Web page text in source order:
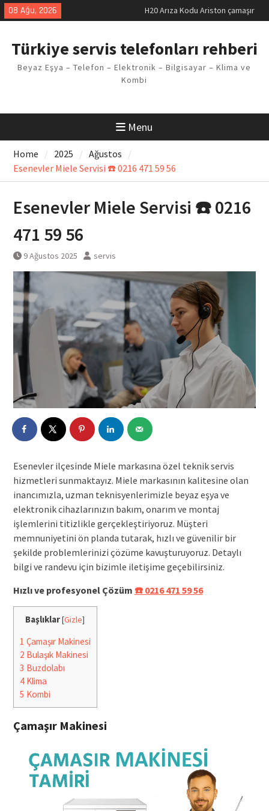
Skip
to
08 Ağu, 2026
LG kombi E2 Arızası Çözümü
Vaillant çamaşır makinesi E03
Arıza Kodu
Ferroli klima E3 Arızası Çözümü
Türkiye servis telefonları rehberi
Beyaz Eşya – Telefon – Elektronik – Bilgisayar – Klima ve
Kombi
Menu
Home 2025
Ağustos
Esenevler Miele Servisi ☎️ 0216 471 59 56
Esenevler Miele Servisi ☎️ 0216
471 59 56
9 Ağustos 2025 servis
Esenevler ilçesinde Miele markasına özel teknik servis
hizmetleri sunmaktayız. Miele markasının kalitesine olan
inancımızla, uzman teknisyenlerimizle beyaz eşya ve
elektronik cihazlarınızın bakım, onarım ve montaj
işlemlerini titizlikle gerçekleştiriyoruz. Müşteri
memnuniyetini ön planda tutarak, hızlı ve güvenilir bir
şekilde problemlerinizi çözüme kavuşturuyoruz. Detaylı
bilgi ve randevu için bizimle iletişime geçebilirsiniz.
Hızlı ve profesyonel Çözüm ☎️ 0216 471 59 56
Başlıklar[Gizle]
1 Çamaşır Makinesi
2 Bulaşık Makinesi
3 Buzdolabı
4Klima
5 Kombi
Çamaşır Makinesi